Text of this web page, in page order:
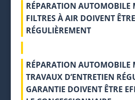
RÉPARATION AUTOMOBILE
FILTRES À AIR DOIVENT
RÉGULIÈREMENT
RÉPARATION AUTOMOBILE
TRAVAUX D’ENTRETIEN
GARANTIE DOIVENT ÊTRE